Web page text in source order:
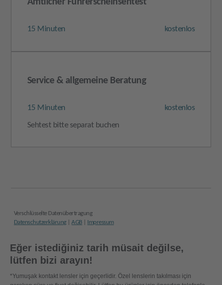
Eğer istediğiniz tarih müsait değilse,
lütfen bizi arayın!
*Yumuşak kontakt lensler için geçerlidir. Özel lenslerin takılması için